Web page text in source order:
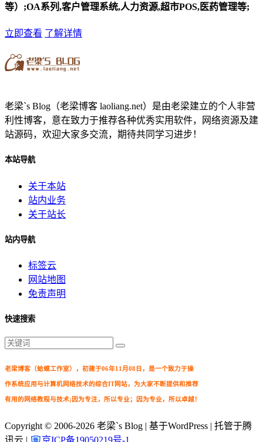
等）;OA系列,客户管理系统,人力资源,超市POS,医药管理等;
立即查看 了解详情
老梁`s Blog（老梁博客 laoliang.net）是由老梁建立的个人非营
利性博客，意在致力于推荐各种优秀实用软件，网络资源及建
站源码，欢迎大家多交流，期待共同学习进步！
本站导航
关于本站
站内业务
关于站长
站内导航
标签云
网站地图
免责声明
快速搜索
老梁博客（蛤蟆工作室），初建于06年11月08日，是一个致力于操
作系统应用与计算机网络技术的综合IT网站，为大家不断提供和推荐
有用的网络教程与技术;因为专注，所以专业；因为专业，所以卓越！
Copyright © 2006-2026 老梁`s Blog | 基于WordPress | 托管于腾
讯云 |
京ICP备19050219号-1